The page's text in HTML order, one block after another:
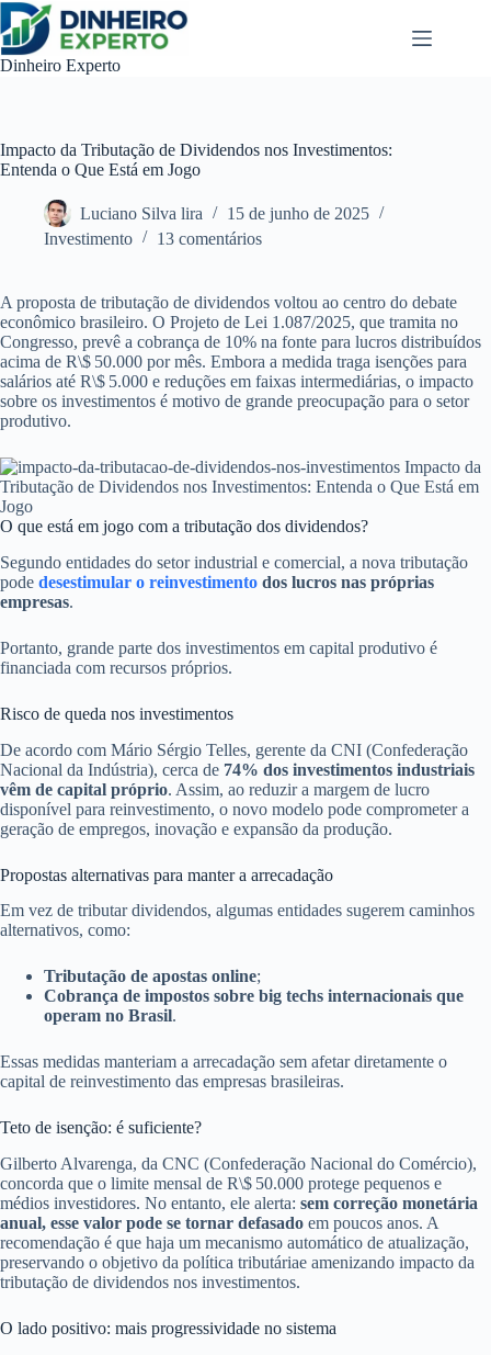
Pular
para
o
conteúdo
Dinheiro Experto
Impacto da Tributação de Dividendos nos Investimentos:
Entenda o Que Está em Jogo
Luciano Silva lira
15 de junho de 2025
Investimento
13 comentários
A proposta de tributação de dividendos voltou ao centro do debate
econômico brasileiro. O Projeto de Lei 1.087/2025, que tramita no
Congresso, prevê a cobrança de 10% na fonte para lucros distribuídos
acima de R\$ 50.000 por mês. Embora a medida traga isenções para
salários até R\$ 5.000 e reduções em faixas intermediárias, o impacto
sobre os investimentos é motivo de grande preocupação para o setor
produtivo.
O que está em jogo com a tributação dos dividendos?
Segundo entidades do setor industrial e comercial, a nova tributação
pode desestimular o reinvestimento dos lucros nas próprias
empresas.
Portanto, grande parte dos investimentos em capital produtivo é
financiada com recursos próprios.
Risco de queda nos investimentos
De acordo com Mário Sérgio Telles, gerente da CNI (Confederação
Nacional da Indústria), cerca de 74% dos investimentos industriais
vêm de capital próprio. Assim, ao reduzir a margem de lucro
disponível para reinvestimento, o novo modelo pode comprometer a
geração de empregos, inovação e expansão da produção.
Propostas alternativas para manter a arrecadação
Em vez de tributar dividendos, algumas entidades sugerem caminhos
alternativos, como:
Tributação de apostas online;
Cobrança de impostos sobre big techs internacionais que
operam no Brasil.
Essas medidas manteriam a arrecadação sem afetar diretamente o
capital de reinvestimento das empresas brasileiras.
Teto de isenção: é suficiente?
Gilberto Alvarenga, da CNC (Confederação Nacional do Comércio),
concorda que o limite mensal de R\$ 50.000 protege pequenos e
médios investidores. No entanto, ele alerta: sem correção monetária
anual, esse valor pode se tornar defasado em poucos anos. A
recomendação é que haja um mecanismo automático de atualização,
preservando o objetivo da política tributáriae amenizando impacto da
tributação de dividendos nos investimentos.
O lado positivo: mais progressividade no sistema